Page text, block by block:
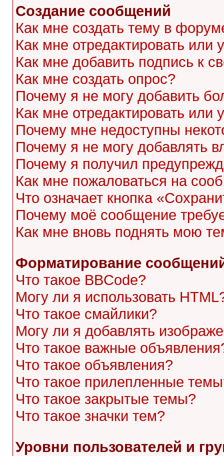
Создание сообщений
Как мне создать тему в
Как мне отредактировать или
Как мне добавить подпись к
Как мне создать опрос?
Почему я не могу добавить
Как мне отредактировать или
Почему мне недоступны
Почему я не могу добавлять
Почему я получил
Как мне пожаловаться на
Что означает кнопка
Почему моё сообщение
Как мне вновь поднять мою
Форматирование
Что такое BBCode?
Могу ли я использовать
Что такое смайлики?
Могу ли я добавлять
Что такое важные
Что такое объявления?
Что такое прилепленные
Что такое закрытые темы?
Что такое значки тем?
Уровни пользователей и